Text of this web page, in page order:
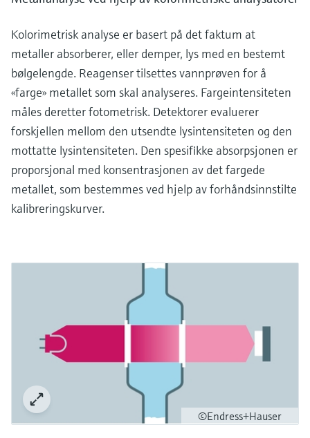
Kolorimetrisk analyse er basert på det faktum at
metaller absorberer, eller demper, lys med en bestemt
bølgelengde. Reagenser tilsettes vannprøven for å
«farge» metallet som skal analyseres. Fargeintensiteten
måles deretter fotometrisk. Detektorer evaluerer
forskjellen mellom den utsendte lysintensiteten og den
mottatte lysintensiteten. Den spesifikke absorpsjonen er
proporsjonal med konsentrasjonen av det fargede
metallet, som bestemmes ved hjelp av forhåndsinnstilte
kalibreringskurver.
©Endress+Hauser